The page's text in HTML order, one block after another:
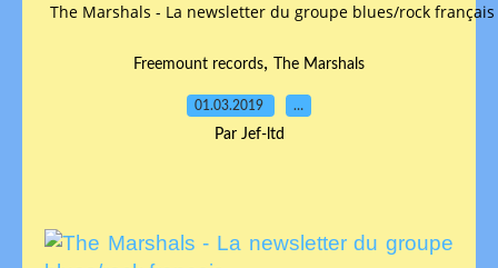
The Marshals - La newsletter du groupe blues/rock français
Freemount records, The Marshals
01.03.2019 …
Par Jef-ltd